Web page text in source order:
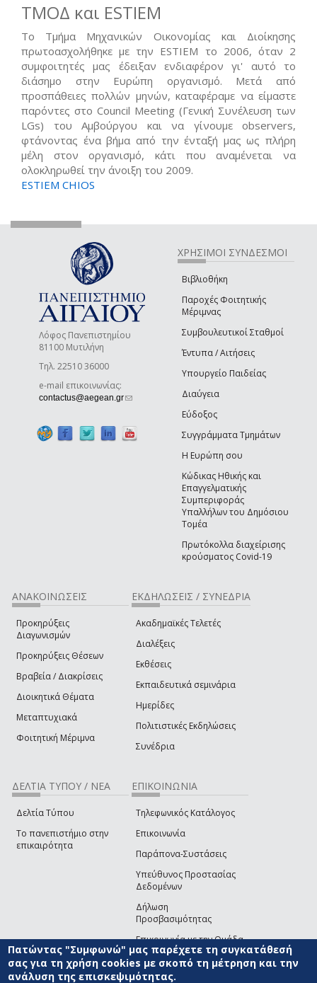
ΤΜΟΔ και ESTIEM
Το Τμήμα Μηχανικών Οικονομίας και Διοίκησης
πρωτοασχολήθηκε με την ESTIEM το 2006, όταν 2
συμφοιτητές μας έδειξαν ενδιαφέρον γι' αυτό το
διάσημο στην Ευρώπη οργανισμό. Μετά από
προσπάθειες πολλών μηνών, καταφέραμε να είμαστε
παρόντες στο Council Meeting (Γενική Συνέλευση των
LGs) του Αμβούργου και να γίνουμε observers,
φτάνοντας ένα βήμα από την ένταξή μας ως πλήρη
μέλη στον οργανισμό, κάτι που αναμένεται να
ολοκληρωθεί την άνοιξη του 2009.
ESTIEM CHIOS
Λόφος Πανεπιστημίου
81100 Μυτιλήνη
Τηλ. 22510 36000
e-mail επικοινωνίας:
contactus@aegean.gr(link sends e-mail)
ΧΡΗΣΙΜΟΙ ΣΥΝΔΕΣΜΟΙ
Βιβλιοθήκη
Παροχές Φοιτητικής
Μέριμνας
Συμβουλευτικοί Σταθμοί
Έντυπα / Αιτήσεις
Υπουργείο Παιδείας
Διαύγεια
Εύδοξος
Συγγράμματα Τμημάτων
Η Ευρώπη σου
Κώδικας Ηθικής και
Επαγγελματικής
Συμπεριφοράς
Υπαλλήλων του Δημόσιου
Τομέα
Πρωτόκολλα διαχείρισης
κρούσματος Covid-19
ΑΝΑΚΟΙΝΩΣΕΙΣ
Προκηρύξεις
Διαγωνισμών
Προκηρύξεις Θέσεων
Βραβεία / Διακρίσεις
Διοικητικά Θέματα
Μεταπτυχιακά
Φοιτητική Μέριμνα
ΕΚΔΗΛΩΣΕΙΣ / ΣΥΝΕΔΡΙΑ
Ακαδημαϊκές Τελετές
Διαλέξεις
Εκθέσεις
Εκπαιδευτικά σεμινάρια
Ημερίδες
Πολιτιστικές Εκδηλώσεις
Συνέδρια
ΔΕΛΤΙΑ ΤΥΠΟΥ / ΝΕΑ
Δελτία Τύπου
Το πανεπιστήμιο στην
επικαιρότητα
ΕΠΙΚΟΙΝΩΝΙΑ
Τηλεφωνικός Κατάλογος
Επικοινωνία
Παράπονα-Συστάσεις
Υπεύθυνος Προστασίας
Δεδομένων
Δήλωση
Προσβασιμότητας
Επικοινωνία με την Ομάδα
Ανάπτυξης του site(link sends e-mail)
© ΠΑΝΕΠΙΣΤΗΜΙΟ ΑΙΓΑΙΟΥ ΟΡΟΙ ΧΡΗΣΗΣ
Πατώντας "Συμφωνώ" μας παρέχετε τη συγκατάθεσή
σας για τη χρήση cookies με σκοπό τη μέτρηση και την
ανάλυση της επισκεψιμότητας.